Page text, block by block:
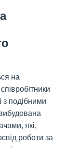
на
з подібними
які,
роботи за